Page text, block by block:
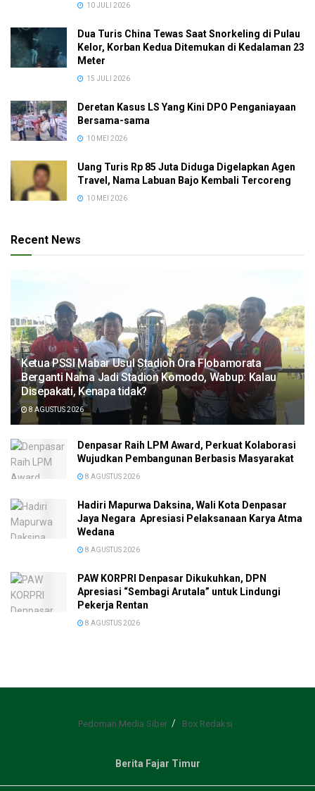
10 JULI 2026
Dua Turis China Tewas Saat Snorkeling di Pulau
Kelor, Korban Kedua Ditemukan di Kedalaman 23
Meter
15 JULI 2026
Deretan Kasus LS Yang Kini DPO Penganiayaan
Bersama-sama
10 MEI 2026
Uang Turis Rp 85 Juta Diduga Digelapkan Agen
Travel, Nama Labuan Bajo Kembali Tercoreng
10 MEI 2026
Recent News
Ketua PSSI Mabar Usul Stadion Ora Flobamorata
Berganti Nama Jadi Stadion Komodo, Wabup: Kalau
Disepakati, Kenapa tidak?
8 AGUSTUS 2026
Denpasar Raih LPM Award, Perkuat Kolaborasi
Wujudkan Pembangunan Berbasis Masyarakat
8 AGUSTUS 2026
Hadiri Mapurwa Daksina, Wali Kota Denpasar
Jaya Negara Apresiasi Pelaksanaan Karya Atma
Wedana
8 AGUSTUS 2026
PAW KORPRI Denpasar Dikukuhkan, DPN
Apresiasi “Sembagi Arutala” untuk Lindungi
Pekerja Rentan
8 AGUSTUS 2026
Pedoman Media Siber Box Redaksi
Berita Fajar Timur